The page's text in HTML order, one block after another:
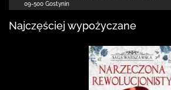
09-500 Gostynin
Najczęściej wypożyczane